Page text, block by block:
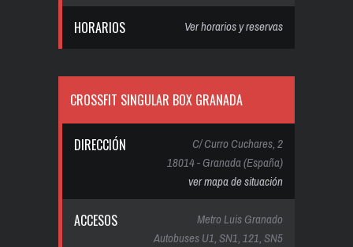
HORARIOS Ver horarios y reservas
CROSSFIT SINGULAR BOX GRANADA
DIRECCIÓN
C/ Curro Cuchares, 2
18014 - Granada (España)
ver mapa de situación
ACCESOS
Metro Luis Granado
Autobuses U1, SN1, 121, SN5